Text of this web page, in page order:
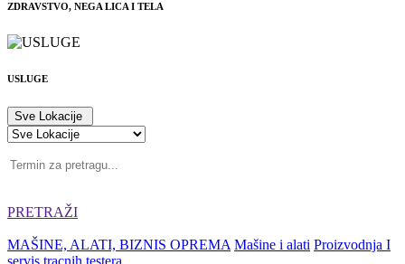
ZDRAVSTVO, NEGA LICA I TELA
USLUGE
Sve Lokacije
PRETRAŽI
MAŠINE, ALATI, BIZNIS OPREMA Mašine i alati Proizvodnja I
servis tracnih testera